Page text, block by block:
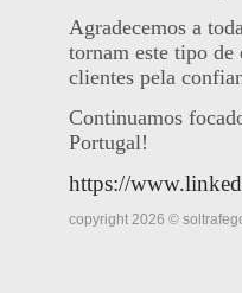
Agradecemos a
tornam este tipo de
clientes pela
Continuamos
Portugal!
https://
copyright 2026 ©